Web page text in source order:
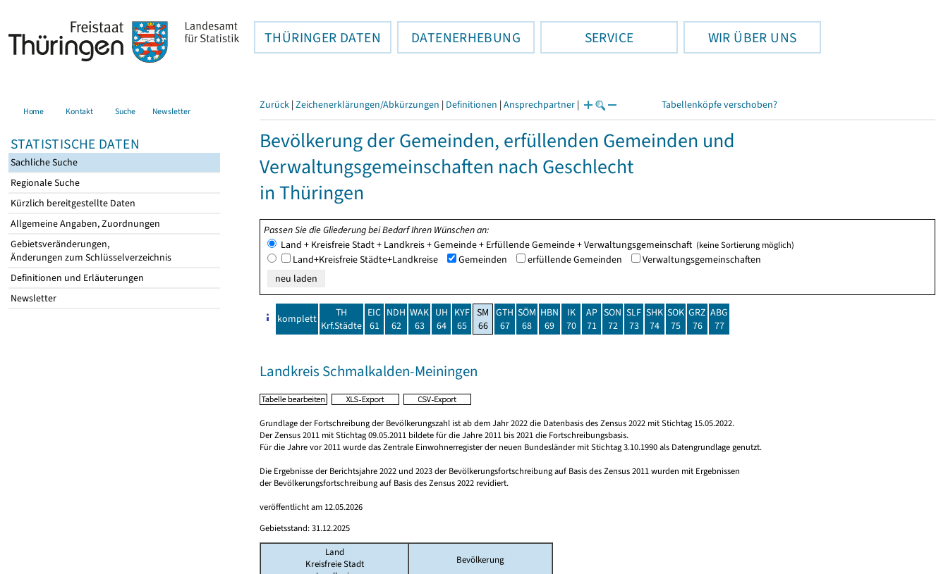
THÜRINGER DATEN DATENERHEBUNG SERVICE WIR ÜBER UNS
Home Kontakt Suche Newsletter
STATISTISCHE DATEN
Sachliche Suche
Regionale Suche
Kürzlich bereitgestellte Daten
Allgemeine Angaben, Zuordnungen
Gebietsveränderungen,
Änderungen zum Schlüsselverzeichnis
Definitionen und Erläuterungen
Newsletter
Zurück | Zeichenerklärungen/Abkürzungen | Definitionen | Ansprechpartner | Tabellenköpfe verschoben?
Bevölkerung der Gemeinden, erfüllenden Gemeinden und
Verwaltungsgemeinschaften nach Geschlecht
in Thüringen
Passen Sie die Gliederung bei Bedarf Ihren Wünschen an:
Land + Kreisfreie Stadt + Landkreis + Gemeinde + Erfüllende Gemeinde + Verwaltungsgemeinschaft (keine Sortierung möglich)
Land+Kreisfreie Städte+Landkreise Gemeinden erfüllende Gemeinden Verwaltungsgemeinschaften
komplett
TH
Krf.Städte
EIC
61
NDH
62
WAK
63
UH
64
KYF
65
SM
66
GTH
67
SÖM
68
HBN
69
IK
70
AP
71
SON
72
SLF
73
SHK
74
SOK
75
GRZ
76
ABG
77
Landkreis Schmalkalden-Meiningen
Grundlage der Fortschreibung der Bevölkerungszahl ist ab dem Jahr 2022 die Datenbasis des Zensus 2022 mit Stichtag 15.05.2022.
Der Zensus 2011 mit Stichtag 09.05.2011 bildete für die Jahre 2011 bis 2021 die Fortschreibungsbasis.
Für die Jahre vor 2011 wurde das Zentrale Einwohnerregister der neuen Bundesländer mit Stichtag 3.10.1990 als Datengrundlage genutzt.
Die Ergebnisse der Berichtsjahre 2022 und 2023 der Bevölkerungsfortschreibung auf Basis des Zensus 2011 wurden mit Ergebnissen
der Bevölkerungsfortschreibung auf Basis des Zensus 2022 revidiert.
veröffentlicht am 12.05.2026
Gebietsstand: 31.12.2025
Land
Kreisfreie Stadt
Bevölkerung